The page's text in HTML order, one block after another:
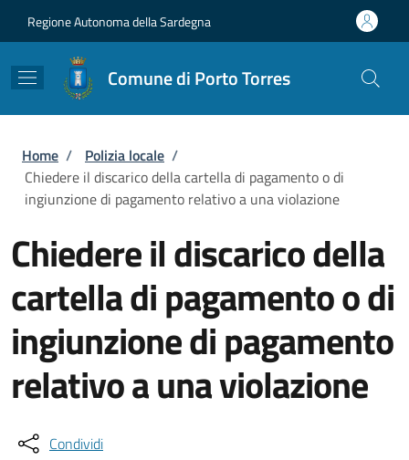
Regione Autonoma della Sardegna
Comune di Porto Torres
Briciole di pane
Home / Polizia locale /
Chiedere il discarico della cartella di pagamento o di
ingiunzione di pagamento relativo a una violazione
Chiedere il discarico della
cartella di pagamento o di
ingiunzione di pagamento
relativo a una violazione
Condividi